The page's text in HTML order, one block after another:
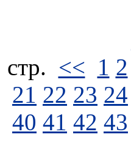
стp. << 1 2
21 22 23 24
40 41 42 43